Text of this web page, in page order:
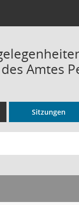
Amtes
Sitzungen